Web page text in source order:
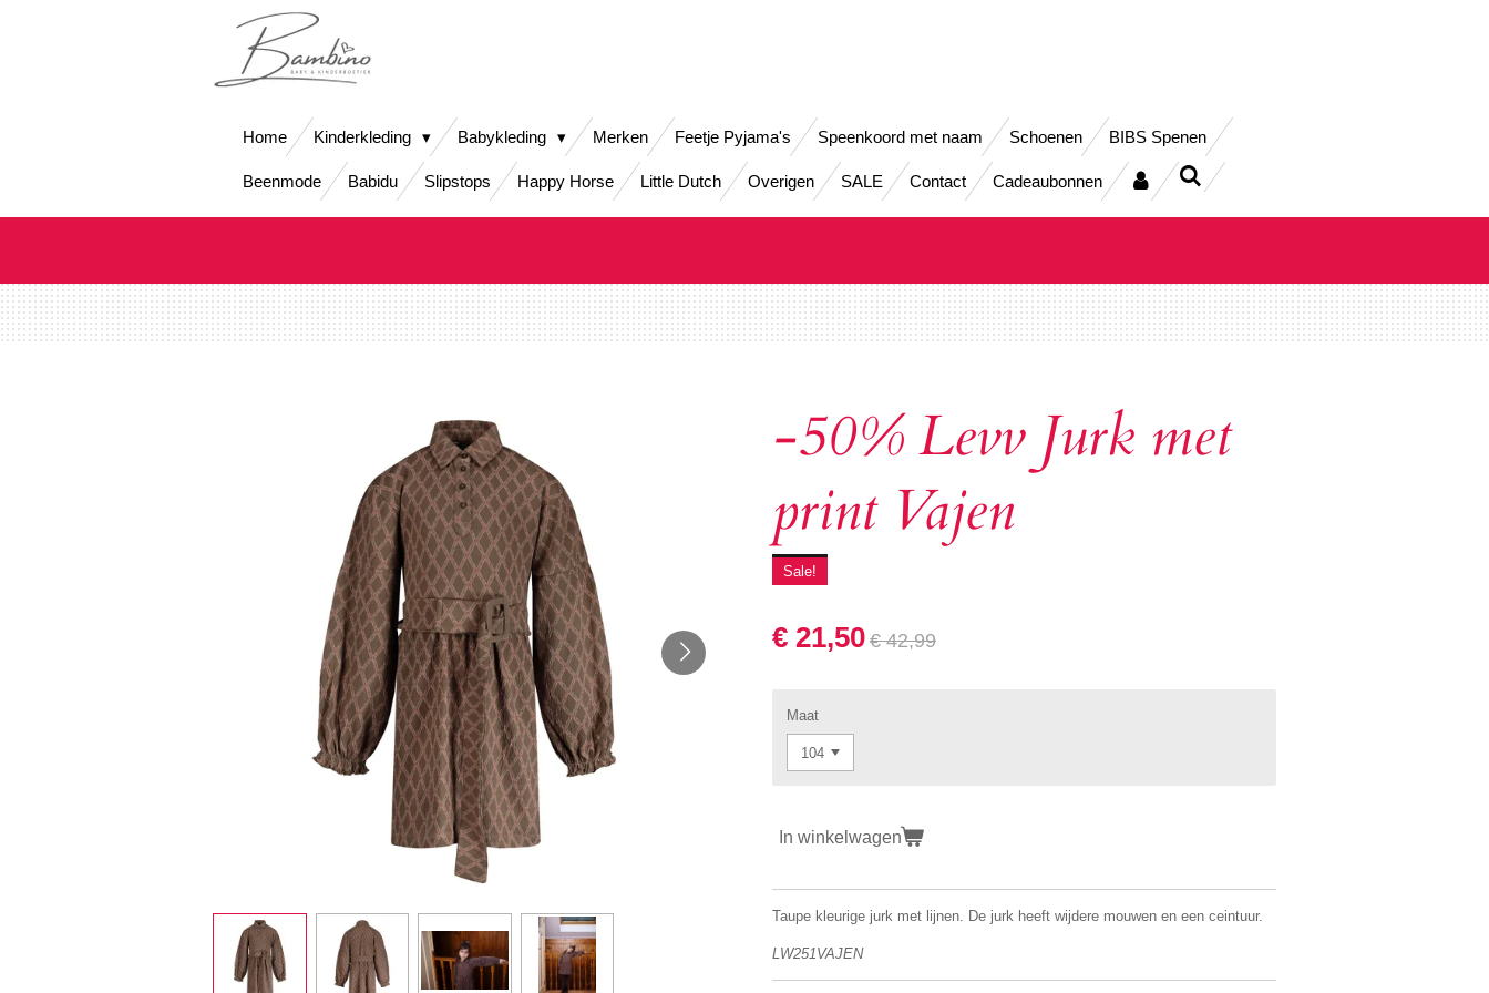
Home Kinderkleding Babykleding Merken Feetje Pyjama's Speenkoord met naam Schoenen BIBS Spenen
Beenmode Babidu Slipstops Happy Horse Little Dutch Overigen SALE Contact Cadeaubonnen
-50% Levv Jurk met
print Vajen
Sale!
€ 21,50€ 42,99
Maat
In winkelwagen
Taupe kleurige jurk met lijnen. De jurk heeft wijdere mouwen en een ceintuur.
LW251VAJEN